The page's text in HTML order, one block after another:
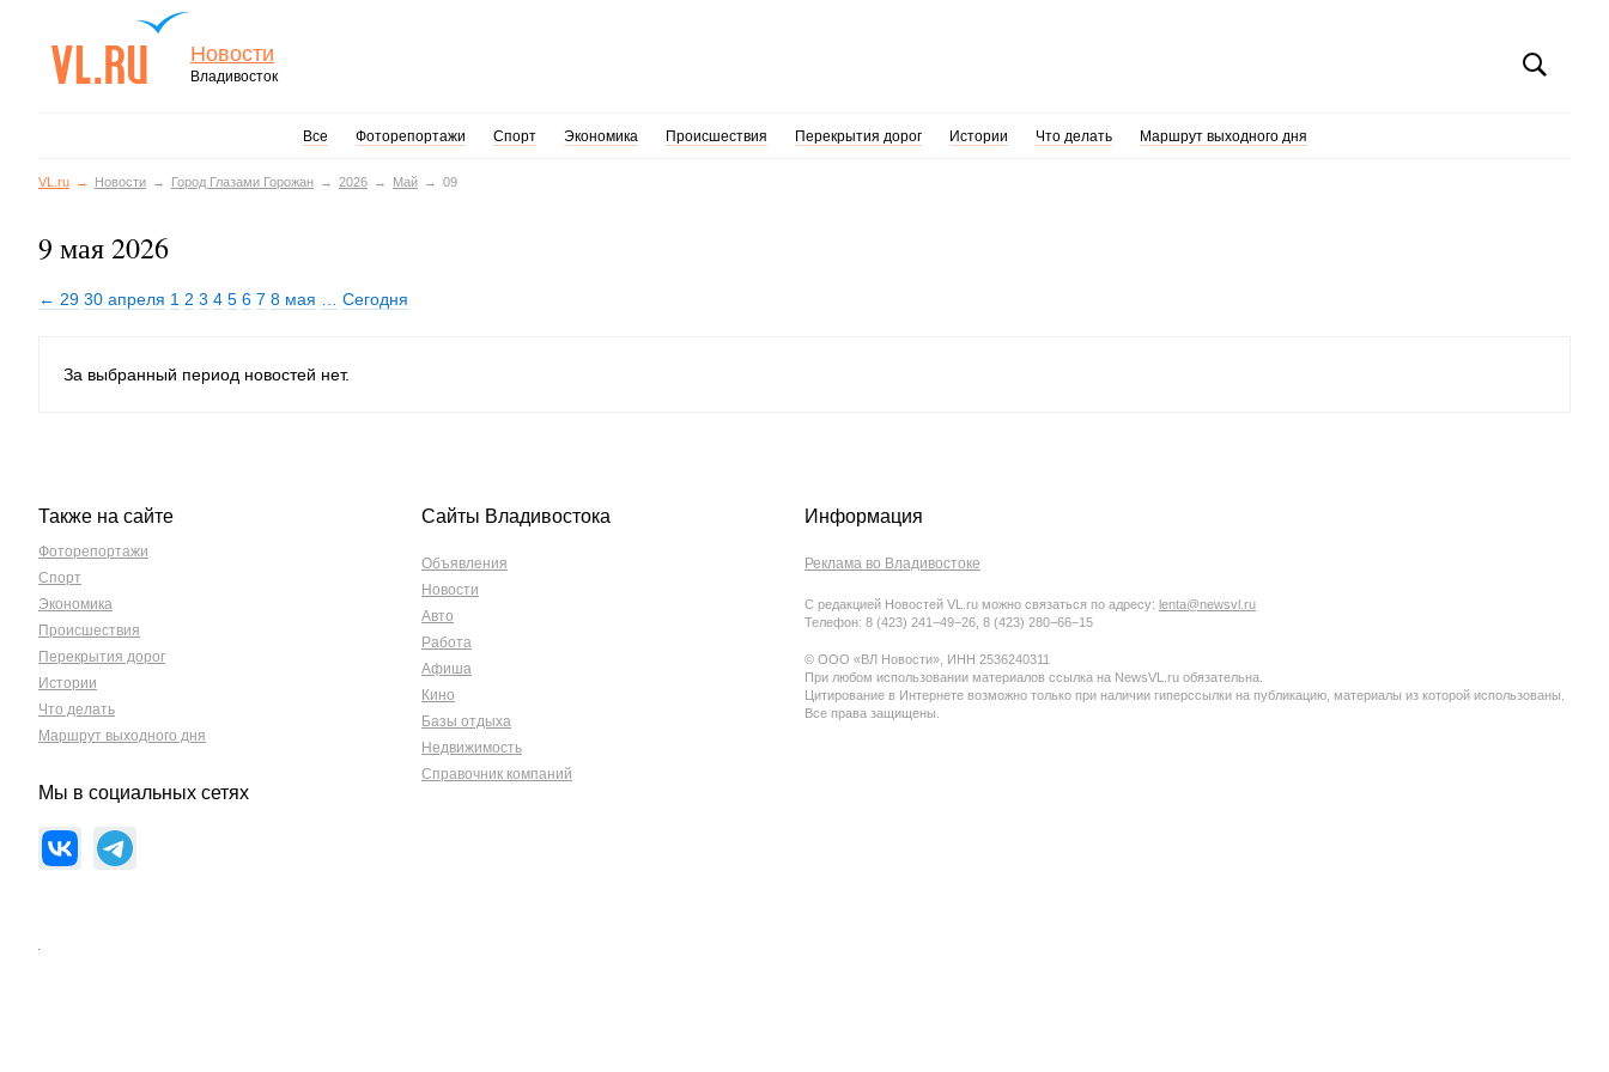
Новости
Владивосток
Все Фоторепортажи Спорт Экономика Происшествия Перекрытия дорог Истории Что делать Маршрут выходного дня
VL.ru Новости Город Глазами Горожан 2026 Май 09
9 мая 2026
← 29 30 апреля 1 2 3 4 5 6 7 8 мая Сегодня
За выбранный период новостей нет.
Также на сайте
Фоторепортажи
Спорт
Экономика
Происшествия
Перекрытия дорог
Истории
Что делать
Маршрут выходного дня
Мы в социальных сетях
Сайты Владивостока
Объявления
Новости
Авто
Работа
Афиша
Кино
Базы отдыха
Недвижимость
Справочник компаний
Информация
Реклама во Владивостоке
С редакцией Новостей VL.ru можно связаться по адресу: lenta@newsvl.ru
Телефон: 8 (423) 241−49−26, 8 (423) 280−66−15
© ООО «ВЛ Новости», ИНН 2536240311
При любом использовании материалов ссылка на NewsVL.ru обязательна.
Цитирование в Интернете возможно только при наличии гиперссылки на публикацию, материалы из которой использованы.
Все права защищены.